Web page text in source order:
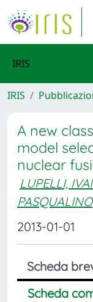
IRIS
IRIS
A new
model
nuclear
LUPELLI,
PASQUALINO
2013-01-01
Scheda
Scheda